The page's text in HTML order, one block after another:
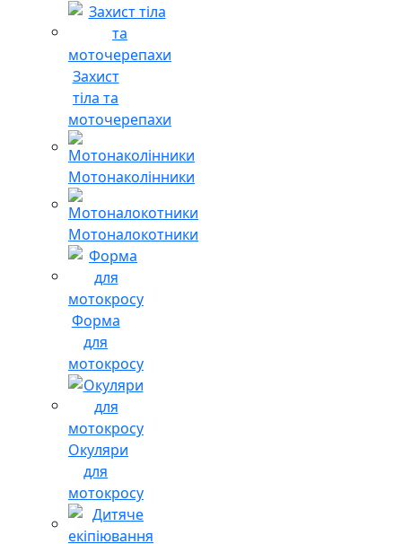
Захист
тіла та
моточерепахи
Мотонаколінники
Мотоналокотники
Форма
для
мотокросу
Окуляри
для
мотокросу